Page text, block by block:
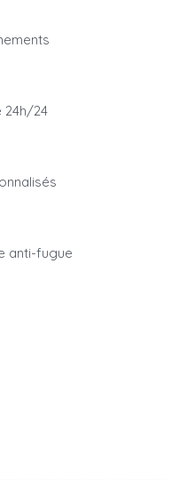
24h/24
anti-fugue